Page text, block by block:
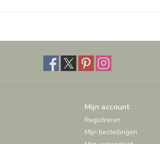
Mijn account
Registreren
Mijn bestellingen